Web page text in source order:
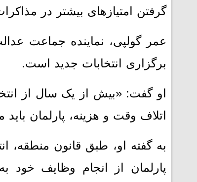
گرفتن امتیازهای بیشتر در
عمر گولپی، نماینده جماعت
برگزاری انتخابات جدید است.
او گفت: «بیش از یک سال از
اتلاف وقت و هزینه، پارلمان
پارلمان از انجام وظایف خود